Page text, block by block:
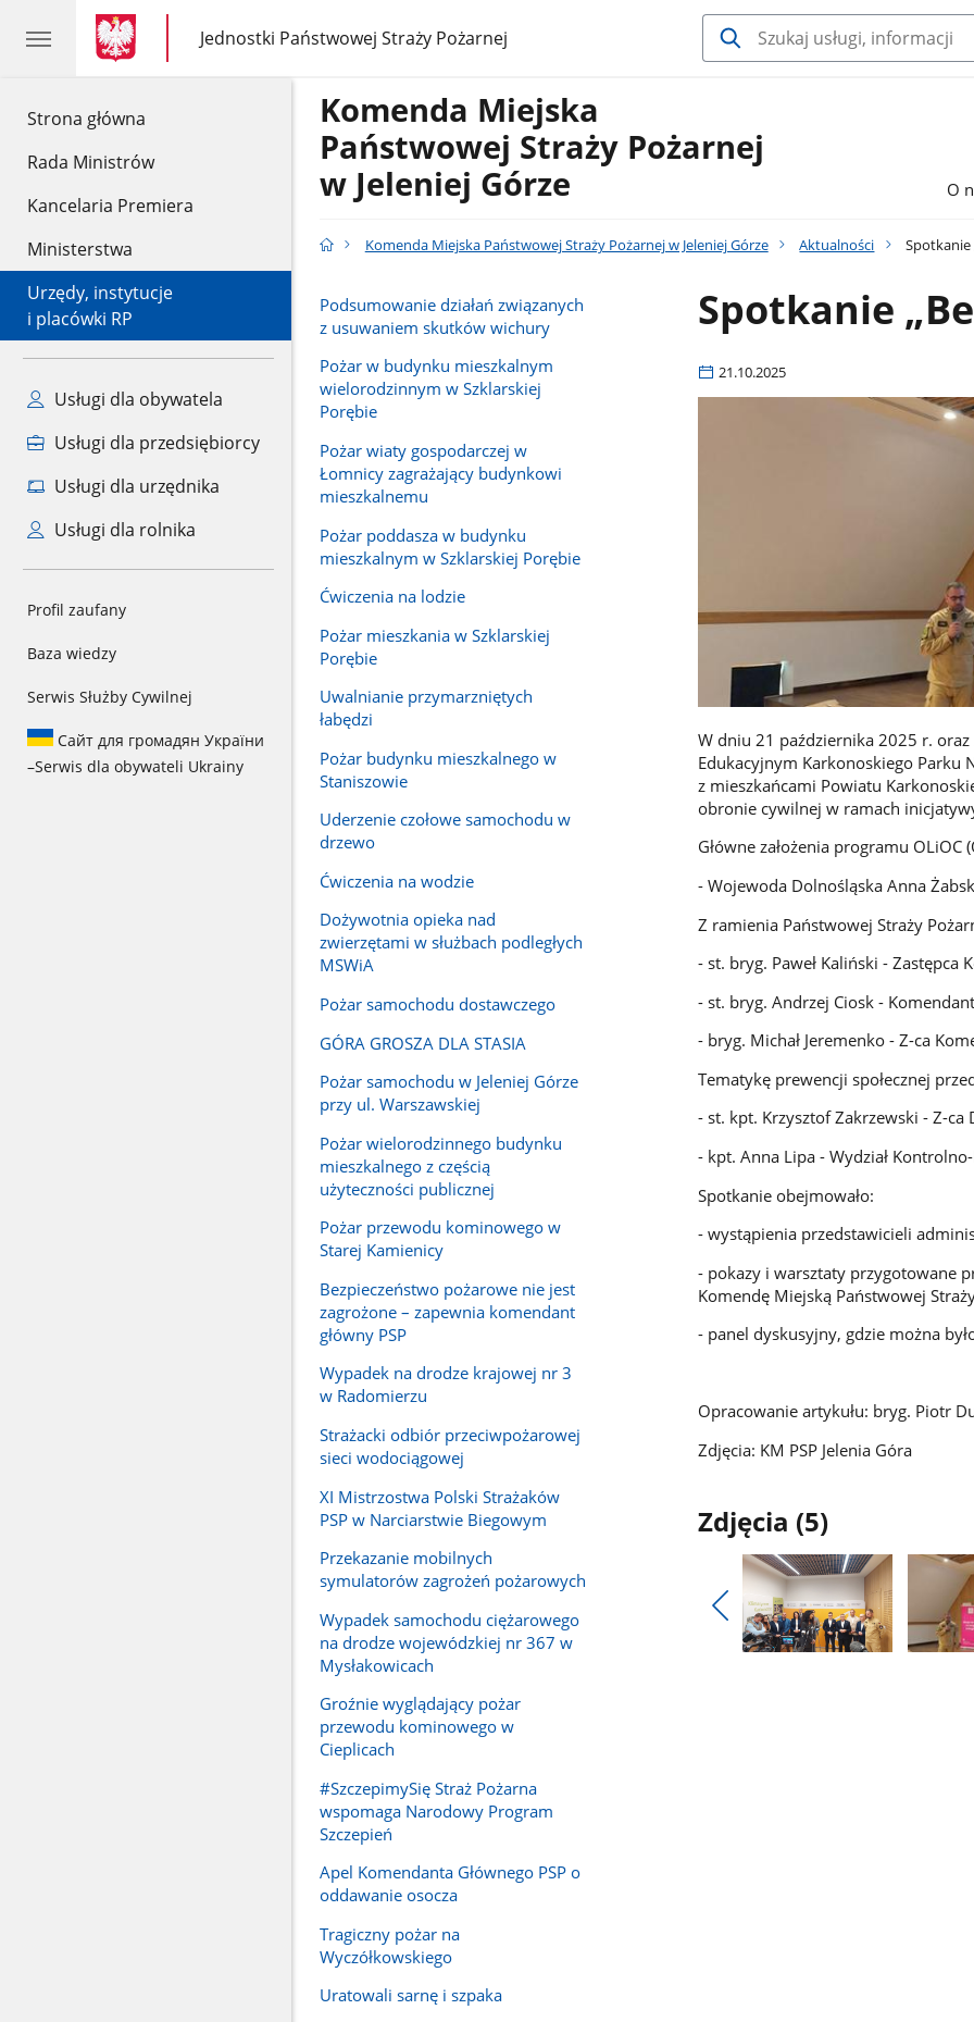
Strona główna
Rada Ministrów
Kancelaria Premiera
Ministerstwa
Urzędy, instytucje
i placówki RP
Usługi dla obywatela
Usługi dla przedsiębiorcy
Usługi dla urzędnika
Usługi dla rolnika
Profil zaufany
Baza wiedzy
Serwis Służby Cywilnej
Сайт для громадян України
–Serwis dla obywateli Ukrainy
gov.pl
gov.pl
Jednostki Państwowej Straży Pożarnej
gov.pl
Jednostki
Państwowej
Komenda Miejska
Państwowej Straży Pożarnej
w Jeleniej Górze
O
Komenda Miejska Państwowej Straży Pożarnej w Jeleniej Górze Aktualności Spotkanie
Podsumowanie działań związanych
z usuwaniem skutków wichury
Pożar w budynku mieszkalnym
wielorodzinnym w Szklarskiej
Porębie
Pożar wiaty gospodarczej w
Łomnicy zagrażający budynkowi
mieszkalnemu
Pożar poddasza w budynku
mieszkalnym w Szklarskiej Porębie
Ćwiczenia na lodzie
Pożar mieszkania w Szklarskiej
Porębie
Uwalnianie przymarzniętych
łabędzi
Pożar budynku mieszkalnego w
Staniszowie
Uderzenie czołowe samochodu w
drzewo
Ćwiczenia na wodzie
Dożywotnia opieka nad
zwierzętami w służbach podległych
MSWiA
Pożar samochodu dostawczego
GÓRA GROSZA DLA STASIA
Pożar samochodu w Jeleniej Górze
przy ul. Warszawskiej
Pożar wielorodzinnego budynku
mieszkalnego z częścią
użyteczności publicznej
Pożar przewodu kominowego w
Starej Kamienicy
Bezpieczeństwo pożarowe nie jest
zagrożone – zapewnia komendant
główny PSP
Wypadek na drodze krajowej nr 3
w Radomierzu
Strażacki odbiór przeciwpożarowej
sieci wodociągowej
XI Mistrzostwa Polski Strażaków
PSP w Narciarstwie Biegowym
Przekazanie mobilnych
symulatorów zagrożeń pożarowych
Wypadek samochodu ciężarowego
na drodze wojewódzkiej nr 367 w
Mysłakowicach
Groźnie wyglądający pożar
przewodu kominowego w
Cieplicach
#SzczepimySię Straż Pożarna
wspomaga Narodowy Program
Szczepień
Apel Komendanta Głównego PSP o
oddawanie osocza
Tragiczny pożar na
Wyczółkowskiego
Uratowali sarnę i szpaka
Spotkanie
21.10.2025
W dniu 21 października 2025 r.
Edukacyjnym Karkonoskiego Parku
z mieszkańcami Powiatu
obronie cywilnej w ramach
Główne założenia programu
- Wojewoda Dolnośląska Anna
Z ramienia Państwowej Straży
- st. bryg. Paweł Kaliński - Zastępca
- st. bryg. Andrzej Ciosk -
- bryg. Michał Jeremenko - Z-ca
Tematykę prewencji społecznej
- st. kpt. Krzysztof Zakrzewski - Z-ca
- kpt. Anna Lipa - Wydział
Spotkanie obejmowało:
- wystąpienia przedstawicieli
- pokazy i warsztaty przygotowane
Komendę Miejską Państwowej
- panel dyskusyjny, gdzie można
Opracowanie artykułu: bryg. Piotr
Zdjęcia: KM PSP Jelenia Góra
Zdjęcia (5)
Pokaż
poprzednie